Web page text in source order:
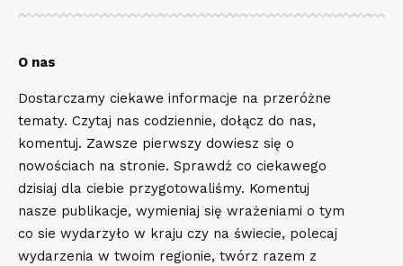
O nas
Dostarczamy ciekawe informacje na przeróżne
tematy. Czytaj nas codziennie, dołącz do nas,
komentuj. Zawsze pierwszy dowiesz się o
nowościach na stronie. Sprawdź co ciekawego
dzisiaj dla ciebie przygotowaliśmy. Komentuj
nasze publikacje, wymieniaj się wrażeniami o tym
co sie wydarzyło w kraju czy na świecie, polecaj
wydarzenia w twoim regionie, twórz razem z